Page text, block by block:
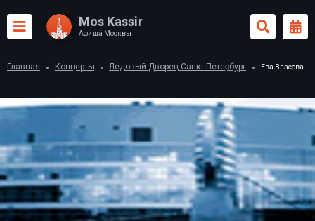
Mos Kassir
Афиша Москвы
Главная Концерты Ледовый Дворец Санкт-Петербург Ева Власова